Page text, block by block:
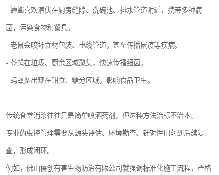
- 蟑螂喜欢潜伏在厨房缝隙、洗碗池、排水管道附近，携带多种病
菌，污染食物和餐具。
- 老鼠会咬坏食材包装、电线管道，甚至传播鼠疫等疾病。
- 苍蝇在垃圾、厨余区域聚集，快速传播细菌。
- 蚂蚁多出现在甜食、糖分区域，影响食品卫生。
传统食堂消杀往往只是简单喷洒药剂，但这种方法治标不治本。
专业的虫控管理需要从源头评估、环境勘查、针对性用药到后续复
查，形成闭环。
例如，佛山儒创有害生物防治有限公司就强调标准化施工流程，严格